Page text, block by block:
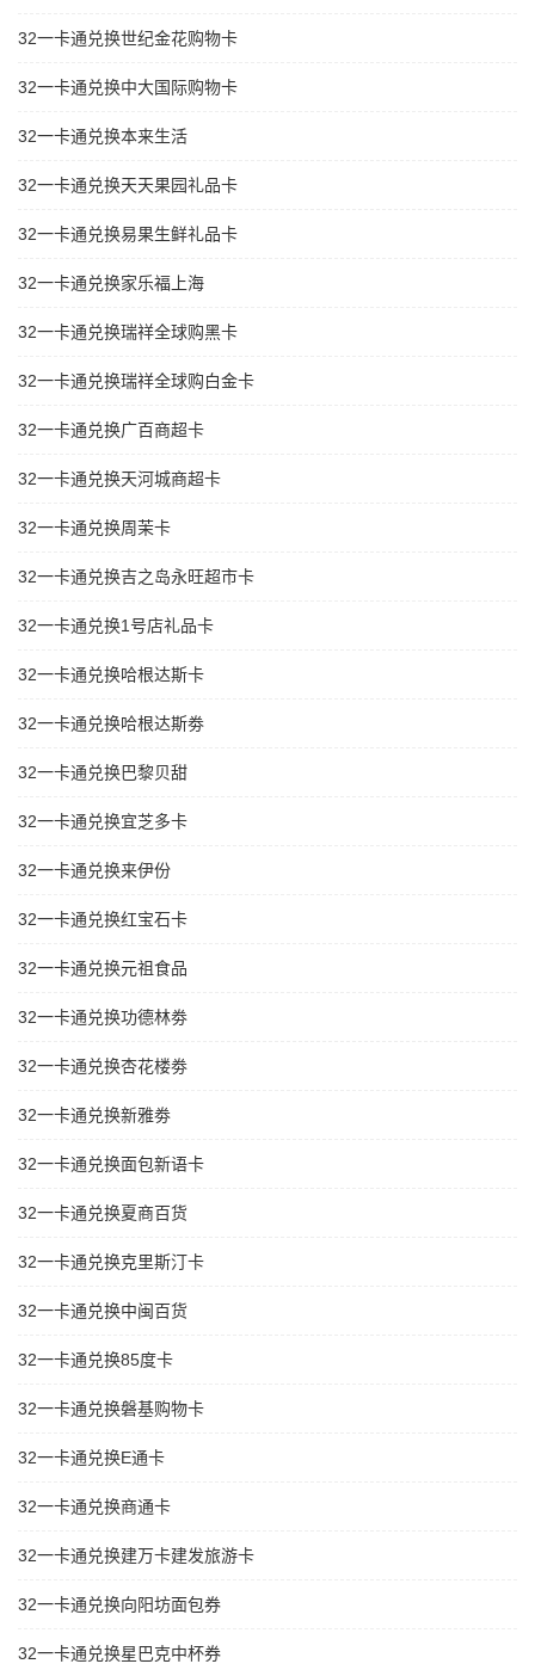
32一卡通兑换世纪金花购物卡
32一卡通兑换中大国际购物卡
32一卡通兑换本来生活
32一卡通兑换天天果园礼品卡
32一卡通兑换易果生鲜礼品卡
32一卡通兑换家乐福上海
32一卡通兑换瑞祥全球购黑卡
32一卡通兑换瑞祥全球购白金卡
32一卡通兑换广百商超卡
32一卡通兑换天河城商超卡
32一卡通兑换周茉卡
32一卡通兑换吉之岛永旺超市卡
32一卡通兑换1号店礼品卡
32一卡通兑换哈根达斯卡
32一卡通兑换哈根达斯劵
32一卡通兑换巴黎贝甜
32一卡通兑换宜芝多卡
32一卡通兑换来伊份
32一卡通兑换红宝石卡
32一卡通兑换元祖食品
32一卡通兑换功德林劵
32一卡通兑换杏花楼劵
32一卡通兑换新雅劵
32一卡通兑换面包新语卡
32一卡通兑换夏商百货
32一卡通兑换克里斯汀卡
32一卡通兑换中闽百货
32一卡通兑换85度卡
32一卡通兑换磐基购物卡
32一卡通兑换E通卡
32一卡通兑换商通卡
32一卡通兑换建万卡建发旅游卡
32一卡通兑换向阳坊面包券
32一卡通兑换星巴克中杯券